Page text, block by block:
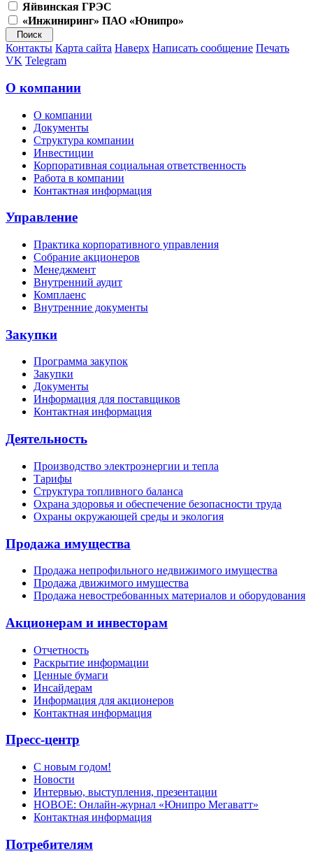
Яйвинская ГРЭС
«Инжиниринг» ПАО «Юнипро»
Контакты Карта сайта Наверх Написать сообщение Печать
VK Telegram
О компании
О компании
Документы
Структура компании
Инвестиции
Корпоративная социальная ответственность
Работа в компании
Контактная информация
Управление
Практика корпоративного управления
Собрание акционеров
Менеджмент
Внутренний аудит
Комплаенс
Внутренние документы
Закупки
Программа закупок
Закупки
Документы
Информация для поставщиков
Контактная информация
Деятельность
Производство электроэнергии и тепла
Тарифы
Структура топливного баланса
Охрана здоровья и обеспечение безопасности труда
Охраны окружающей среды и экология
Продажа имущества
Продажа непрофильного недвижимого имущества
Продажа движимого имущества
Продажа невостребованных материалов и оборудования
Акционерам и инвесторам
Отчетность
Раскрытие информации
Ценные бумаги
Инсайдерам
Информация для акционеров
Контактная информация
Пресс-центр
С новым годом!
Новости
Интервью, выступления, презентации
НОВОЕ: Онлайн-журнал «Юнипро Мегаватт»
Контактная информация
Потребителям